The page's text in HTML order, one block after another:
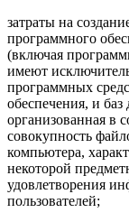
затраты на
программного
(включая
имеют
программных
обеспечения, и
организованная в
совокупность
компьютера,
некоторой
удовлетворения
пользователей;